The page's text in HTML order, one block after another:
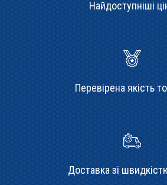
Найдоступніші
Перевірена якість
Доставка зі